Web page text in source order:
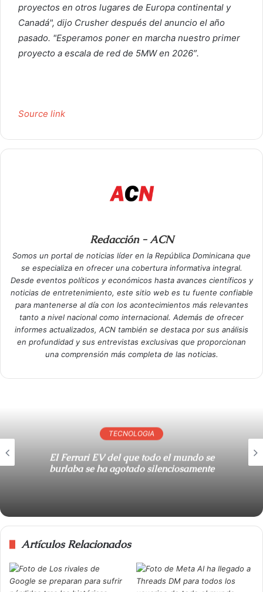
proyectos en otros lugares de Europa continental y
Canadá", dijo Crusher después del anuncio el año
pasado. "Esperamos poner en marcha nuestro primer
proyecto a escala de red de 5MW en 2026″.
Source link
Redacción - ACN
Somos un portal de noticias líder en la República Dominicana que
se especializa en ofrecer una cobertura informativa integral.
Desde eventos políticos y económicos hasta avances científicos y
noticias de entretenimiento, este sitio web es tu fuente confiable
para mantenerse al día con los acontecimientos más relevantes
tanto a nivel nacional como internacional. Además de ofrecer
informes actualizados, ACN también se destaca por sus análisis
en profundidad y sus entrevistas exclusivas que proporcionan
una comprensión más completa de las noticias.
TECNOLOGIA
El Ferrari EV del que todo el mundo se
burlaba se ha agotado silenciosamente
Artículos Relacionados